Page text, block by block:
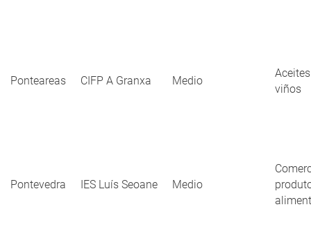
Ponteareas CIFP A Granxa Medio
viños
Pontevedra IES Luís Seoane Medio